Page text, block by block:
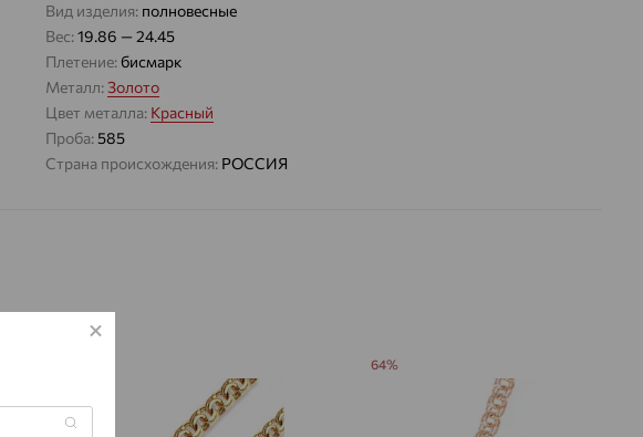
Вид изделия: полновесные
Вес:19.86 — 24.45
Плетение:бисмарк
Металл:Золото
Цвет металла: Красный
Проба:585
Страна происхождения: РОССИЯ
64%